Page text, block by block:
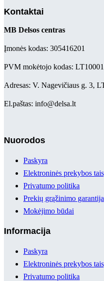
Kontaktai
MB Delsos centras
Įmonės kodas: 305416201
PVM mokėtojo kodas:
Adresas: V. Nagevičiaus g. 3,
El.paštas: info@delsa.lt
Nuorodos
Paskyra
Elektroninės prekybos
Privatumo politika
Prekių grąžinimo garantija
Mokėjimo būdai
Informacija
Paskyra
Elektroninės prekybos
Privatumo politika